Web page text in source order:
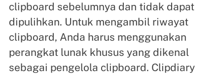
clipboard sebelumnya dan tidak dapat
dipulihkan. Untuk mengambil riwayat
clipboard, Anda harus menggunakan
perangkat lunak khusus yang dikenal
sebagai pengelola clipboard. Clipdiary